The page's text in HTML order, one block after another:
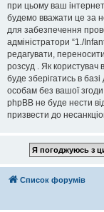
при цьому ваш
будемо вважати це за
для забезпечення
адміністратори “1./
редагувати,
розсуд . Як користувач
буде зберігатись в
особам без вашої
phpBB не буде нести
призвести до
Список форумів